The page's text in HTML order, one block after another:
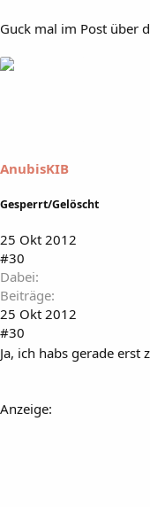
Guck mal im Post über
AnubisKIB
Gesperrt/Gelöscht
25 Okt 2012
#30
Dabei
Beiträge
25 Okt 2012
#30
Ja, ich habs gerade erst
Anzeige: